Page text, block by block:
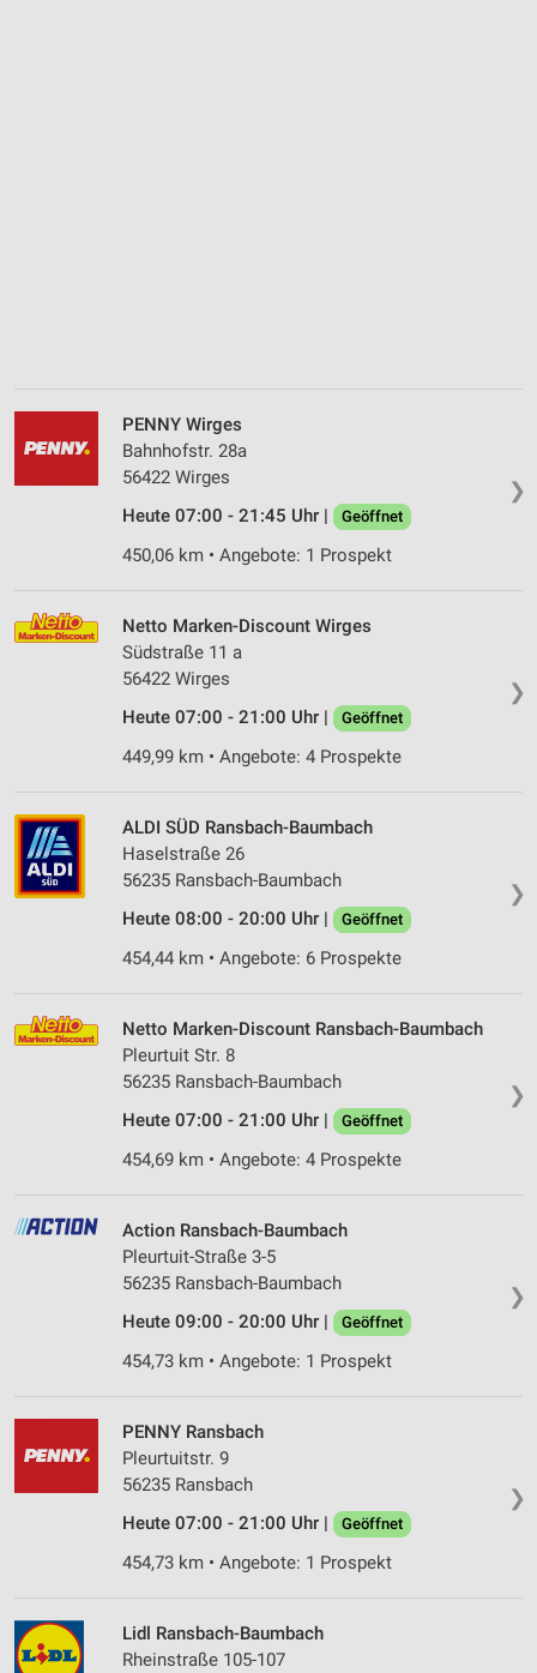
❯
PENNY Wirges
Bahnhofstr. 28a
56422 Wirges
Heute 07:00 - 21:45 Uhr |
Geöffnet
450,06 km • Angebote: 1 Prospekt
❯
Netto Marken-Discount Wirges
Südstraße 11 a
56422 Wirges
Heute 07:00 - 21:00 Uhr |
Geöffnet
449,99 km • Angebote: 4 Prospekte
❯
ALDI SÜD Ransbach-Baumbach
Haselstraße 26
56235 Ransbach-Baumbach
Heute 08:00 - 20:00 Uhr |
Geöffnet
454,44 km • Angebote: 6 Prospekte
❯
Netto Marken-Discount Ransbach-Baumbach
Pleurtuit Str. 8
56235 Ransbach-Baumbach
Heute 07:00 - 21:00 Uhr |
Geöffnet
454,69 km • Angebote: 4 Prospekte
❯
Action Ransbach-Baumbach
Pleurtuit-Straße 3-5
56235 Ransbach-Baumbach
Heute 09:00 - 20:00 Uhr |
Geöffnet
454,73 km • Angebote: 1 Prospekt
❯
PENNY Ransbach
Pleurtuitstr. 9
56235 Ransbach
Heute 07:00 - 21:00 Uhr |
Geöffnet
454,73 km • Angebote: 1 Prospekt
Lidl Ransbach-Baumbach
Rheinstraße 105-107